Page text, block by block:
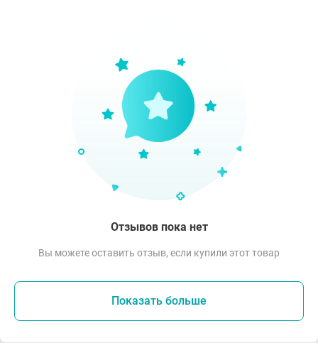
Отзывов пока нет
Вы можете оставить отзыв, если купили этот товар
Показать больше